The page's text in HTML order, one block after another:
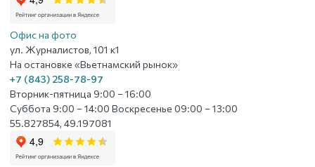
Офис на фото
ул. Журналистов, 101 к1
На остановке «Вьетнамский рынок»
+7 (843) 258-78-97
Вторник-пятница 9:00 – 16:00
Суббота 9:00 – 14:00 Воскресенье 09:00 – 13:00
55.827854, 49.197081